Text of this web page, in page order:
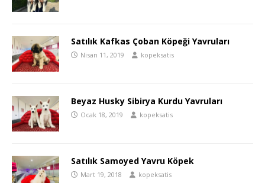
Satılık Kafkas Çoban Köpeği Yavruları
Nisan 11, 2019 kopeksatis
Beyaz Husky Sibirya Kurdu Yavruları
Ocak 18, 2019 kopeksatis
Satılık Samoyed Yavru Köpek
Mart 19, 2018 kopeksatis